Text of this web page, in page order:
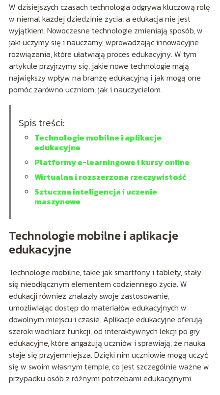
W dzisiejszych czasach technologia odgrywa kluczową rolę
w niemal każdej dziedzinie życia, a edukacja nie jest
wyjątkiem. Nowoczesne technologie zmieniają sposób, w
jaki uczymy się i nauczamy, wprowadzając innowacyjne
rozwiązania, które ułatwiają proces edukacyjny. W tym
artykule przyjrzymy się, jakie nowe technologie mają
największy wpływ na branżę edukacyjną i jak mogą one
pomóc zarówno uczniom, jak i nauczycielom.
Spis treści:
Technologie mobilne i aplikacje
edukacyjne
Platformy e-learningowe i kursy online
Wirtualna i rozszerzona rzeczywistość
Sztuczna inteligencja i uczenie
maszynowe
Technologie mobilne i aplikacje
edukacyjne
Technologie mobilne, takie jak smartfony i tablety, stały
się nieodłącznym elementem codziennego życia. W
edukacji również znalazły swoje zastosowanie,
umożliwiając dostęp do materiałów edukacyjnych w
dowolnym miejscu i czasie. Aplikacje edukacyjne oferują
szeroki wachlarz funkcji, od interaktywnych lekcji po gry
edukacyjne, które angażują uczniów i sprawiają, że nauka
staje się przyjemniejsza. Dzięki nim uczniowie mogą uczyć
się w swoim własnym tempie, co jest szczególnie ważne w
przypadku osób z różnymi potrzebami edukacyjnymi.